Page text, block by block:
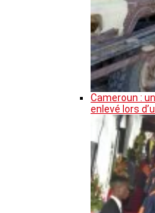
Cameroun :
enlevé lors